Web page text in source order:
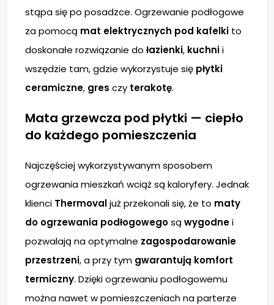
stąpa się po posadzce. Ogrzewanie podłogowe
za pomocą mat elektrycznych pod kafelki to
doskonałe rozwiązanie do łazienki, kuchnii
wszędzie tam, gdzie wykorzystuje się płytki
ceramiczne, gres czy terakotę.
Mata grzewcza pod płytki — ciepło
do każdego pomieszczenia
Najczęściej wykorzystywanym sposobem
ogrzewania mieszkań wciąż są kaloryfery. Jednak
klienci Thermovaljuż przekonali się, że to maty
do ogrzewania podłogowegosą wygodnei
pozwalają na optymalne zagospodarowanie
przestrzeni, a przy tym gwarantują komfort
termiczny. Dzięki ogrzewaniu podłogowemu
można nawet w pomieszczeniach na parterze